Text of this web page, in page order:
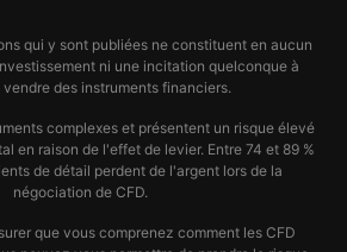
qui y sont publiées ne constituent en aucun
ni une incitation quelconque à
des instruments financiers.
complexes et présentent un risque élevé
en raison de l'effet de levier. Entre 74 et 89 %
de détail perdent de l'argent lors de la
négociation de CFD.
que vous comprenez comment les CFD